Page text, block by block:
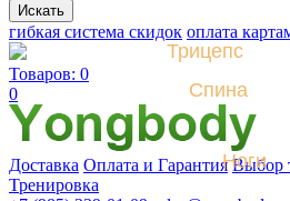
гибкая система скидок оплата
Товаров: 0
0
Доставка Оплата и Гарантия Выбор
Тренировка
Трицепс
Спина
Ноги